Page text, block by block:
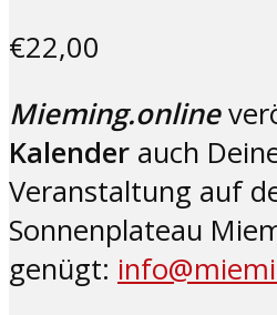
€22,00
Mieming.online
Kalender auch
Veranstaltung auf
Sonnenplateau
genügt: